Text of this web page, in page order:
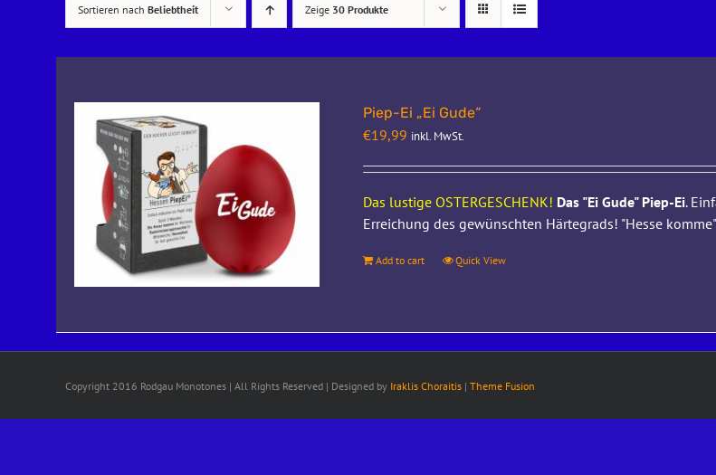
Sortieren nach Beliebtheit Zeige 30 Produkte
Piep-Ei „Ei Gude“
€19,99 inkl. MwSt.
Das lustige OSTERGESCHENK! Das "Ei Gude" Piep-Ei.
Erreichung des gewünschten Härtegrads! "Hesse
Add to cart Quick View
Copyright 2016 Rodgau Monotones | All Rights Reserved | Designed by Iraklis Choraitis | Theme Fusion